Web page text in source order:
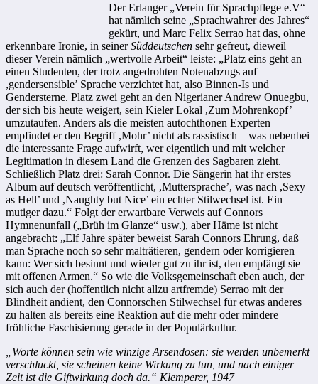
Der Erlanger „Verein für Sprachpflege e.V“
hat nämlich seine „Sprachwahrer des Jahres“
gekürt, und Marc Felix Serrao hat das, ohne
erkennbare Ironie, in seinerSüddeutschen sehr gefreut, dieweil
dieser Verein nämlich „wertvolle Arbeit“ leiste: „Platz eins geht an
einen Studenten, der trotz angedrohten Notenabzugs auf
,gendersensible’ Sprache verzichtet hat, also Binnen-Is und
Gendersterne. Platz zwei geht an den Nigerianer Andrew Onuegbu,
der sich bis heute weigert, sein Kieler Lokal ,Zum Mohrenkopf’
umzutaufen. Anders als die meisten autochthonen Experten
empfindet er den Begriff ,Mohr’ nicht als rassistisch – was nebenbei
die interessante Frage aufwirft, wer eigentlich und mit welcher
Legitimation in diesem Land die Grenzen des Sagbaren zieht.
Schließlich Platz drei: Sarah Connor. Die Sängerin hat ihr erstes
Album auf deutsch veröffentlicht, ,Muttersprache’, was nach ,Sexy
as Hell’ und ,Naughty but Nice’ ein echter Stilwechsel ist. Ein
mutiger dazu.“ Folgt der erwartbare Verweis auf Connors
Hymnenunfall („Brüh im Glanze“ usw.), aber Häme ist nicht
angebracht: „Elf Jahre später beweist Sarah Connors Ehrung, daß
man Sprache noch so sehr malträtieren, gendern oder korrigieren
kann: Wer sich besinnt und wieder gut zu ihr ist, den empfängt sie
mit offenen Armen.“ So wie die Volksgemeinschaft eben auch, der
sich auch der (hoffentlich nicht allzu artfremde) Serrao mit der
Blindheit andient, den Connorschen Stilwechsel für etwas anderes
zu halten als bereits eine Reaktion auf die mehr oder mindere
fröhliche Faschisierung gerade in der Populärkultur.
„Worte können sein wie winzige Arsendosen: sie werden unbemerkt
verschluckt, sie scheinen keine Wirkung zu tun, und nach einiger
Zeit ist die Giftwirkung doch da.“ Klemperer, 1947